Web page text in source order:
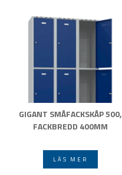
GIGANT SMÅFACKSKÅP 500,
FACKBREDD 400MM
LÄS MER